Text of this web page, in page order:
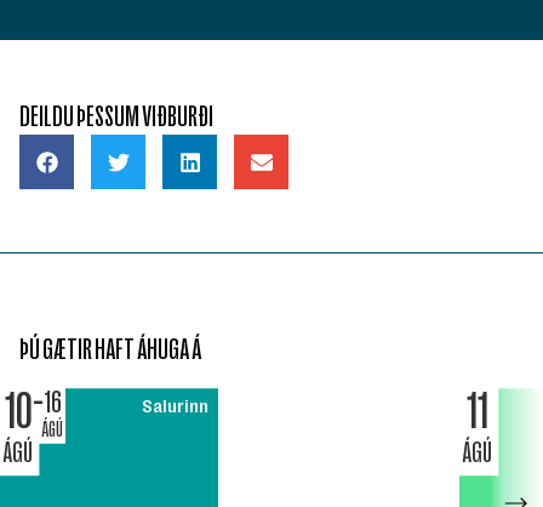
DEILDU ÞESSUM VIÐBURÐI
ÞÚ GÆTIR HAFT ÁHUGA Á
10
ÁGÚ
16
ÁGÚ
Salurinn 11
ÁGÚ